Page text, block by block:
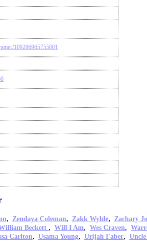
109286965755801
, Zendaya Coleman, Zakk Wylde, Zachary
Beckett , Will I Am, Wes Craven,
Carlton, Usama Young, Urijah Faber,